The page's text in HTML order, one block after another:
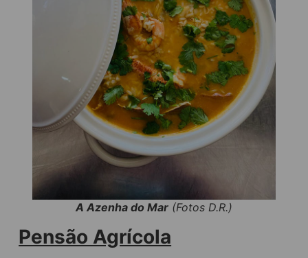
A Azenha do Mar (Fotos D.R.)
Pensão Agrícola